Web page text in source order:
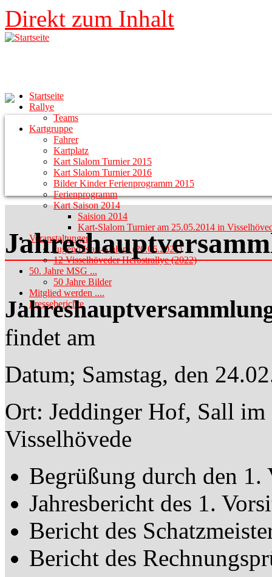
Direkt zum Inhalt
Startseite
Rallye
Teams
Kartgruppe
Fahrer
Kartplatz
Kart Slalom Turnier 2015
Kart Slalom Turnier 2016
Bilder Kinder Ferienprogramm 2015
Ferienprogramm
Kart Saison 2014
Saision 2014
Kart-Slalom Turnier am 25.05.2014 in
Veranstaltungen
Jugend Kart-Slalom (20.06.2021)
12 Visselhöveder Herbstrallye (2022)
50. Jahre MSG ...
50 Jahre Bilder
Mitglied werden ....
Presseberichte
findet am
Datum; Samstag, den
Ort: Jeddinger Hof, Sall
Visselhövede
Begrüßung durch den 1.
Jahresbericht des 1.
Bericht des
Bericht des